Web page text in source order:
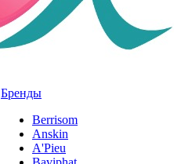
Бренды
Berrisom
Anskin
A'Pieu